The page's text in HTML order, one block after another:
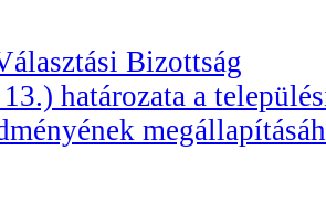
Bizottság
határozata a